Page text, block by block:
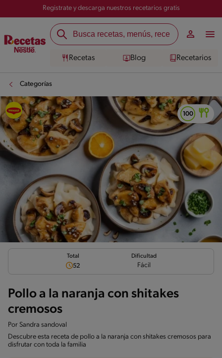
Registrate y descarga nuestros recetarios gratis
Recetas Blog Recetarios
Categorías
Total
52
Dificultad
Fácil
Pollo a la naranja con shitakes
cremosos
Por Sandra sandoval
Descubre esta receta de pollo a la naranja con shitakes cremosos para
disfrutar con toda la familia